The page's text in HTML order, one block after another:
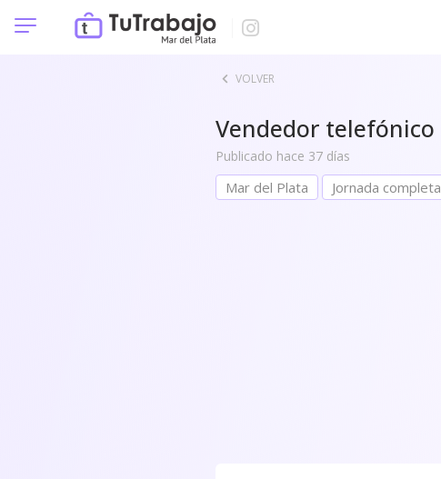
VOLVER
Vendedor telefónico
Publicado hace 37 días
Mar del Plata Jornada completa